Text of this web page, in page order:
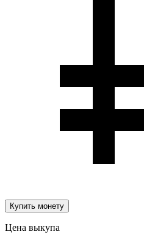
Купить монету
Цена выкупа